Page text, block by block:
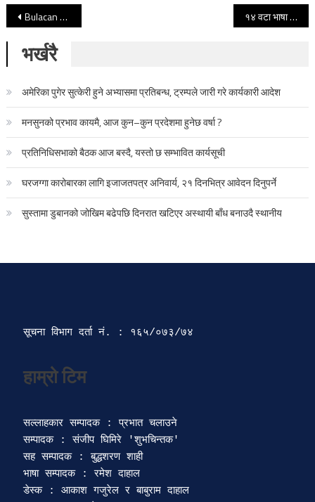
Post navigation
Bulacan Press Club signs MoU with international peace NGO for ‘Peace Journalism’ १४ वटा भाषा जान्ने चरोको रोचक कथा
भर्खरै
अमेरिका पुगेर सुत्केरी हुने अभ्यासमा प्रतिबन्ध, ट्रम्पले जारी गरे कार्यकारी आदेश
मनसुनको प्रभाव कायमै, आज कुन–कुन प्रदेशमा हुनेछ वर्षा ?
प्रतिनिधिसभाको बैठक आज बस्दै, यस्तो छ सम्भावित कार्यसूची
घरजग्गा कारोबारका लागि इजाजतपत्र अनिवार्य, २१ दिनभित्र आवेदन दिनुपर्ने
सुस्तामा डुबानको जोखिम बढेपछि दिनरात खटिएर अस्थायी बाँध बनाउदै स्थानीय
सूचना विभाग दर्ता‍ नं. : १६५/०७३/७४
हाम्रो टिम
सल्लाहकार सम्पादक : प्रभात चलाउने
सम्पादक : संजीप घिमिरे 'शुभचिन्तक'
सह सम्पादक : बुद्धशरण शाही
भाषा सम्पादक : रमेश दाहाल
डेस्क : आकाश गजुरेल र बाबुराम दाहाल